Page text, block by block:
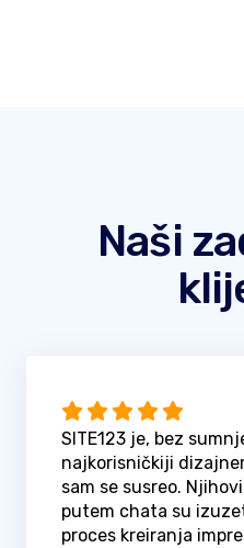
Naši
SITE123 je, bez
najkorisničkiji
sam se susreo.
putem chata su
proces kreiranja